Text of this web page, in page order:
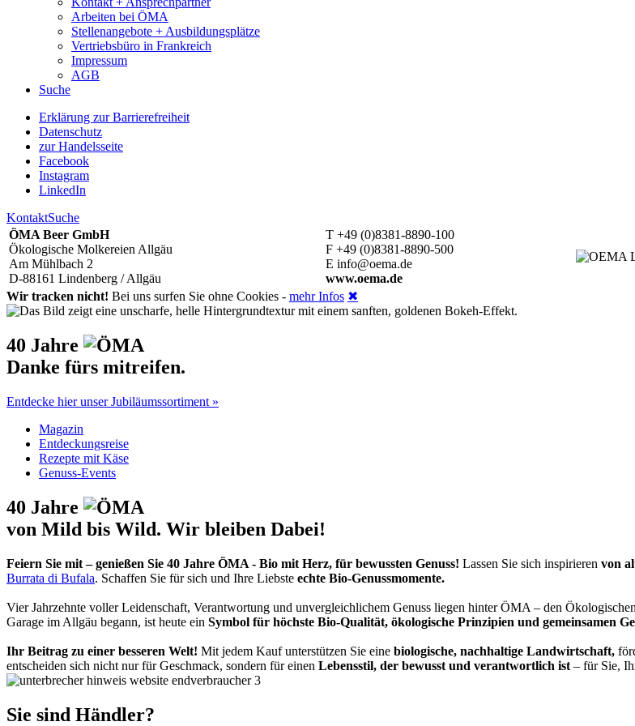
Arbeiten bei ÖMA
Stellenangebote + Ausbildungsplätze
Vertriebsbüro in Frankreich
Impressum
AGB
Suche
Erklärung zur Barrierefreiheit
Datenschutz
zur Handelsseite
Facebook
Instagram
LinkedIn
KontaktSuche
ÖMA Beer GmbH
Ökologische Molkereien Allgäu
Am Mühlbach 2
D-88161 Lindenberg / Allgäu
T +49 (0)8381-8890-100
F +49 (0)8381-8890-500
E info@oema.de
www.oema.de
Wir tracken nicht! Bei uns surfen Sie ohne Cookies - mehr Infos ✖
40 Jahre
Danke fürs mitreifen.
Entdecke hier unser Jubiläumssortiment »
Magazin
Entdeckungsreise
Rezepte mit Käse
Genuss-Events
40 Jahre
von Mild bis Wild. Wir bleiben Dabei!
Feiern Sie mit – genießen Sie 40 Jahre ÖMA - Bio mit Herz, für bewussten Genuss! Lassen Sie sich inspirieren von
Burrata di Bufala. Schaffen Sie für sich und Ihre Liebste echte Bio-Genussmomente.
Vier Jahrzehnte voller Leidenschaft, Verantwortung und unvergleichlichem Genuss liegen hinter ÖMA – den
Garage im Allgäu begann, ist heute ein Symbol für höchste Bio-Qualität, ökologische Prinzipien und gemeinsamen
Ihr Beitrag zu einer besseren Welt! Mit jedem Kauf unterstützen Sie eine biologische, nachhaltige Landwirtschaft,
entscheiden sich nicht nur für Geschmack, sondern für einen Lebensstil, der bewusst und verantwortlich ist – für Sie,
Sie sind Händler?